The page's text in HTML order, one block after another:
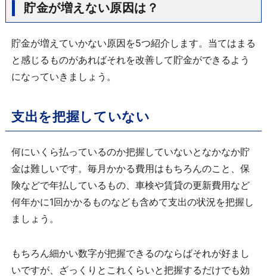
貯金が増えない原因は？
貯金が増えていかない原因を5つ紹介します。当てはまる
と感じるものがあればそれを改善して貯金ができるよう
になっていきましょう。
支出を把握していない
何にいくら払っているのか把握していないとなかなか貯
金は難しいです。毎月かかる費用はもちろんのこと、保
険などで年払しているもの、車検や賃貸の更新費用など
何年かに1回かかるものなども含めて支出の状況を把握し
ましょう。
もちろん細かい数字が把握できるのならばそれが好まし
いですが、ざっくりとこれくらいと把握するだけでも効